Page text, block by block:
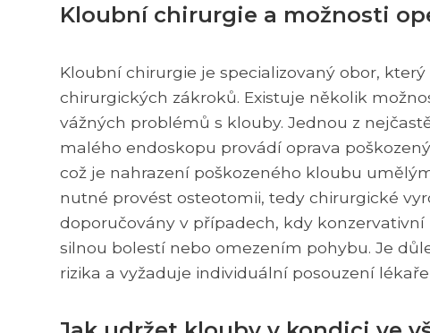
Kloubní chirurgie a možnosti
Kloubní chirurgie je specializovaný obor,
chirurgických zákroků. Existuje několik
vážných problémů s klouby. Jednou z
malého endoskopu provádí oprava
což je nahrazení poškozeného kloubu
nutné provést osteotomii, tedy chirurgické
doporučovány v případech, kdy
silnou bolestí nebo omezením pohybu. Je
rizika a vyžaduje individuální posouzení